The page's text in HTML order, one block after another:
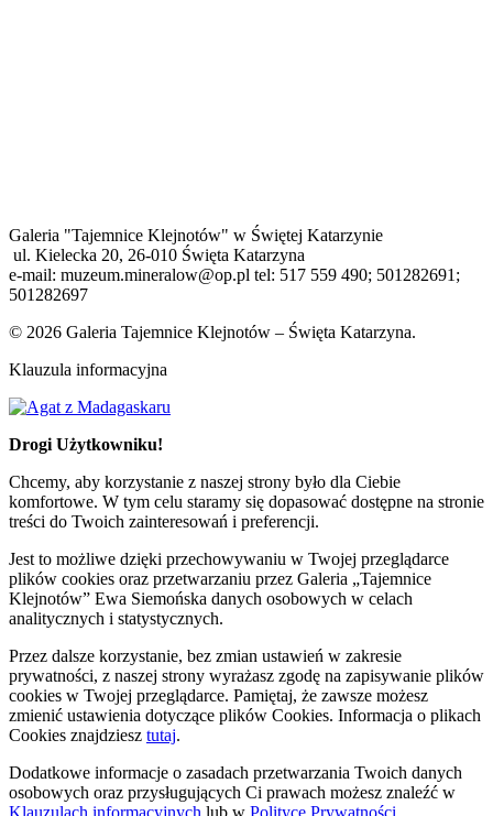
Galeria "Tajemnice Klejnotów" w Świętej Katarzynie
ul. Kielecka 20, 26-010 Święta Katarzyna
e-mail: muzeum.mineralow@op.pl tel: 517 559 490; 501282691;
501282697
© 2026 Galeria Tajemnice Klejnotów – Święta Katarzyna.
Klauzula informacyjna
Drogi Użytkowniku!
Chcemy, aby korzystanie z naszej strony było dla Ciebie
komfortowe. W tym celu staramy się dopasować dostępne na stronie
treści do Twoich zainteresowań i preferencji.
Jest to możliwe dzięki przechowywaniu w Twojej przeglądarce
plików cookies oraz przetwarzaniu przez Galeria „Tajemnice
Klejnotów” Ewa Siemońska danych osobowych w celach
analitycznych i statystycznych.
Przez dalsze korzystanie, bez zmian ustawień w zakresie
prywatności, z naszej strony wyrażasz zgodę na zapisywanie plików
cookies w Twojej przeglądarce. Pamiętaj, że zawsze możesz
zmienić ustawienia dotyczące plików Cookies. Informacja o plikach
Cookies znajdziesz tutaj.
Dodatkowe informacje o zasadach przetwarzania Twoich danych
osobowych oraz przysługujących Ci prawach możesz znaleźć w